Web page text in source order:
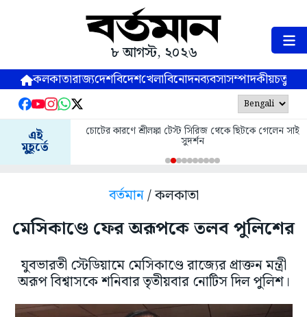
৮ আগস্ট, ২০২৬
কলকাতারাজ্যদেশবিদেশখেলাবিনোদনব্যবসাসম্পাদকীয়
এই
মুহূর্তে
চোটের কারণে শ্রীলঙ্কা টেস্ট সিরিজ থেকে ছিটকে গেলেন সাই
সুদর্শন
বর্তমান/ কলকাতা
মেসিকাণ্ডে ফের অরূপকে তলব পুলিশের
যুবভারতী স্টেডিয়ামে মেসিকাণ্ডে রাজ্যের প্রাক্তন মন্ত্রী
অরূপ বিশ্বাসকে শনিবার তৃতীয়বার নোটিস দিল পুলিশ।